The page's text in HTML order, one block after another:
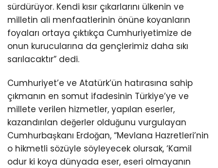
sürdürüyor. Kendi kısır çıkarlarını ülkenin ve
milletin ali menfaatlerinin önüne koyanların
foyaları ortaya çıktıkça Cumhuriyetimize de
onun kurucularına da gençlerimiz daha sıkı
sarılacaktır” dedi.
Cumhuriyet’e ve Atatürk’ün hatırasına sahip
çıkmanın en somut ifadesinin Türkiye’ye ve
millete verilen hizmetler, yapılan eserler,
kazandırılan değerler olduğunu vurgulayan
Cumhurbaşkanı Erdoğan, “Mevlana Hazretleri’nin
o hikmetli sözüyle söyleyecek olursak, ‘Kamil
odur ki koya dünyada eser, eseri olmayanın